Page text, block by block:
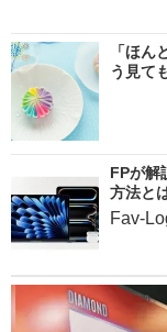
「ほ
う見て
FPが解
方法と
Fav-